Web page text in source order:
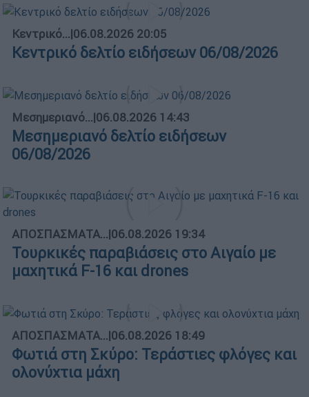
Κεντρικό...|06.08.2026 20:05
Κεντρικό δελτίο ειδήσεων 06/08/2026
Μεσημεριανό...|06.08.2026 14:43
Μεσημεριανό δελτίο ειδήσεων
06/08/2026
ΑΠΟΣΠΑΣΜΑΤΑ...|06.08.2026 19:34
Τουρκικές παραβιάσεις στο Αιγαίο με
μαχητικά F-16 και drones
ΑΠΟΣΠΑΣΜΑΤΑ...|06.08.2026 18:49
Φωτιά στη Σκύρο: Τεράστιες φλόγες και
ολονύχτια μάχη